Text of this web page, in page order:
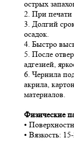
острых
2. При печати
3. Долгий
осадок.
4. Быстро
5. После
адгезией,
6. Чернила
акрила,
материалов.
Физические
•
• Вязкость: